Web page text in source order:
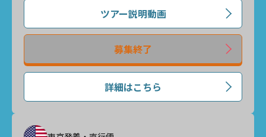
ツアー説明動画
募集終了
詳細はこちら